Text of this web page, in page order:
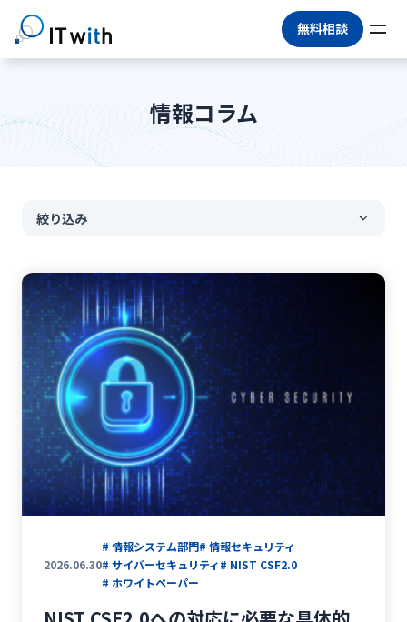
無料相談
情報コラム
絞り込み
#
情シス代行 # マネージドサービス
# IT運用アウトソーシング # IT人材不足
# アウトソーシング # IT業務委託
#情報システム部門 # 情報セキュリティ
#サイバーセキュリティ # NIST CSF2.0
# ナレッジ共有 #ナレッジ管理 # 社内FAQ
# AIチャットボット #ヘルプデスク
# 社内問い合わせ #ITコスト削減 # 情シス
#業務改善 #IT活用 # 生成AI
2026.06.30
# 情報システム部門# 情報セキュリティ
# サイバーセキュリティ# NIST CSF2.0
# ホワイトペーパー